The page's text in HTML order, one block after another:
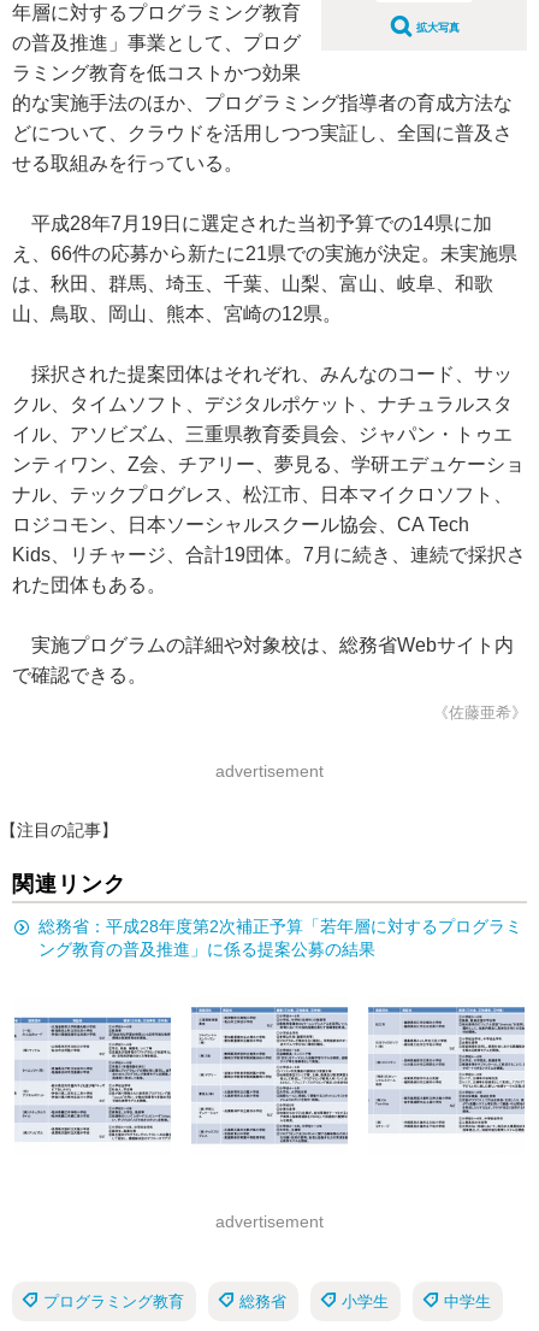
拡大写真
年層に対するプログラミング教育
の普及推進」事業として、プログ
ラミング教育を低コストかつ効果
的な実施手法のほか、プログラミング指導者の育成方法な
どについて、クラウドを活用しつつ実証し、全国に普及さ
せる取組みを行っている。
平成28年7月19日に選定された当初予算での14県に加
え、66件の応募から新たに21県での実施が決定。未実施県
は、秋田、群馬、埼玉、千葉、山梨、富山、岐阜、和歌
山、鳥取、岡山、熊本、宮崎の12県。
採択された提案団体はそれぞれ、みんなのコード、サッ
クル、タイムソフト、デジタルポケット、ナチュラルスタ
イル、アソビズム、三重県教育委員会、ジャパン・トゥエ
ンティワン、Z会、チアリー、夢見る、学研エデュケーショ
ナル、テックプログレス、松江市、日本マイクロソフト、
ロジコモン、日本ソーシャルスクール協会、CA Tech
Kids、リチャージ、合計19団体。7月に続き、連続で採択さ
れた団体もある。
実施プログラムの詳細や対象校は、総務省Webサイト内
で確認できる。
《佐藤亜希》
advertisement
【注目の記事】
関連リンク
総務省：平成28年度第2次補正予算「若年層に対するプログラミ
ング教育の普及推進」に係る提案公募の結果
advertisement
プログラミング教育 総務省 小学生 中学生